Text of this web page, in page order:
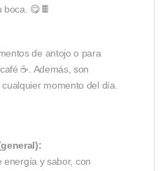
boca. 😋🍫
de antojo o para
☕. Además, son
momento del día.
energía y sabor, con